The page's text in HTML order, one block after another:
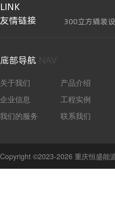
LINK
友情链接
300立方撬装
底部导航 NAV
关于我们
产品介绍
企业信息
工程实例
我们的服务
联系我们
Copyright ©2023-2026 重庆恒盛能